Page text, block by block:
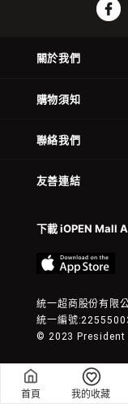
首頁 我的收藏
關於我們
購物須知
聯絡我們
友善連結
下載 iOPEN Mall
統一超商股份有限
統一編號
© 2023 President